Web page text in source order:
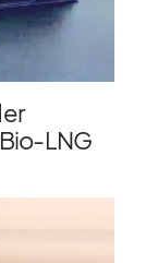
LNG